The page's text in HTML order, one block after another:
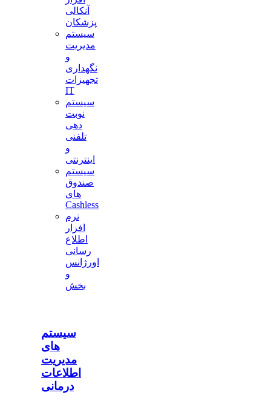
آنکالی
پزشکان
سیستم
مدیریت
و
نگهداری
تجهیزات
IT
سیستم
نوبت
دهی
تلفنی
و
اینترنتی
سیستم
صندوق
های
Cashless
نرم
افزار
اطلاع
رسانی
اورژانس
و
بخش
سیستم
های
مدیریت
اطلاعات
درمانی